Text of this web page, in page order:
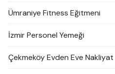
Ümraniye Fitness Eğitmeni
İzmir Personel Yemeği
Çekmeköy Evden Eve Nakliyat